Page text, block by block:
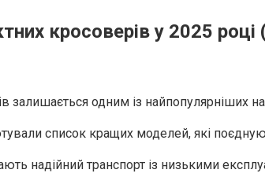
кросоверів у 2025
залишається одним із найпопулярніших
список кращих моделей, які
надійний транспорт із низькими